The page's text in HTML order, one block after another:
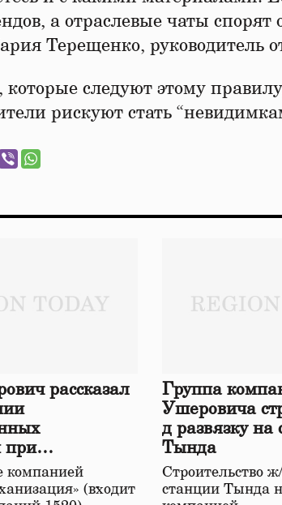
а отраслевые чаты
Терещенко, руководитель
следуют этому
рискуют стать
рассказал
при
нового моста
компанией
(входит
Группа
Ушеровича
д развязку на
Тында
Строительство
станции Тында